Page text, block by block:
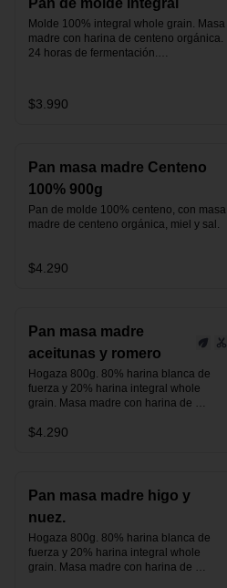
Pan de molde integral
Molde 100% integral whole grain. Masa
madre con harina de centeno orgánica.
24 horas de fermentación.
$3.990
Pan masa madre Centeno
100% 900g
Pan de molde 100% centeno, con masa
madre de centeno orgánica, miel y sal.
$4.290
Pan masa madre
aceitunas y romero
Hogaza 800g. 80% harina blanca de
fuerza y 20% harina integral whole
grain. Masa madre con harina de
verdes y un toque de romero.
$4.290
Pan masa madre higo y
nuez.
Hogaza 800g. 80% harina blanca de
fuerza y 20% harina integral whole
grain. Masa madre con harina de